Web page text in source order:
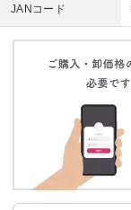
JANコード